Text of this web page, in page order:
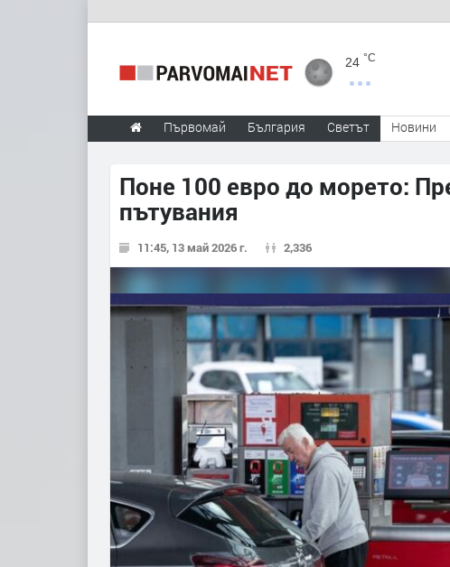
24 °C
Първомай България Светът Новини
Поне 100 евро до морето:
пътувания
11:45, 13 май 2026 г. 2,336